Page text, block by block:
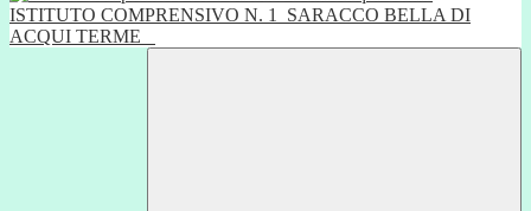
ISTITUTO COMPRENSIVO N. 1
SARACCO BELLA DI
ACQUI TERME